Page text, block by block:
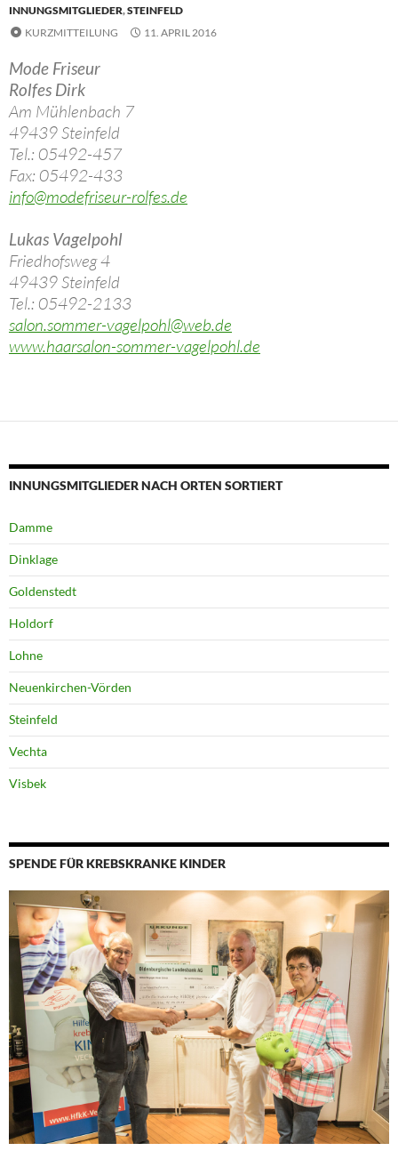
INNUNGSMITGLIEDER,STEINFELD
KURZMITTEILUNG
11. APRIL 2016
Mode Friseur
Rolfes Dirk
Am Mühlenbach 7
49439 Steinfeld
Tel.: 05492-457
Fax: 05492-433
info@modefriseur-rolfes.de
Lukas Vagelpohl
Friedhofsweg 4
49439 Steinfeld
Tel.: 05492-2133
salon.sommer-vagelpohl@web.de
www.haarsalon-sommer-vagelpohl.de
INNUNGSMITGLIEDER NACH ORTEN SORTIERT
Damme
Dinklage
Goldenstedt
Holdorf
Lohne
Neuenkirchen-Vörden
Steinfeld
Vechta
Visbek
SPENDE FÜR KREBSKRANKE KINDER